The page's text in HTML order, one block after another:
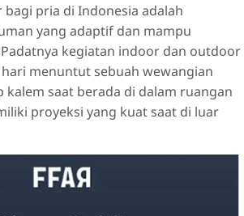
pria di Indonesia adalah
yang adaptif dan mampu
kegiatan indoor dan outdoor
menuntut sebuah wewangian
kalem saat berada di dalam ruangan
proyeksi yang kuat saat di luar